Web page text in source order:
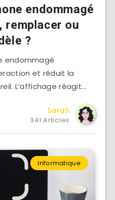
endommagé
remplacer ou
?
endommagé
et réduit la
L’affichage réagit…
Sarah
341 Articles
Informatique